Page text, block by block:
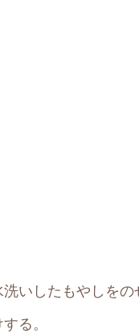
いしたもやしをの
る。